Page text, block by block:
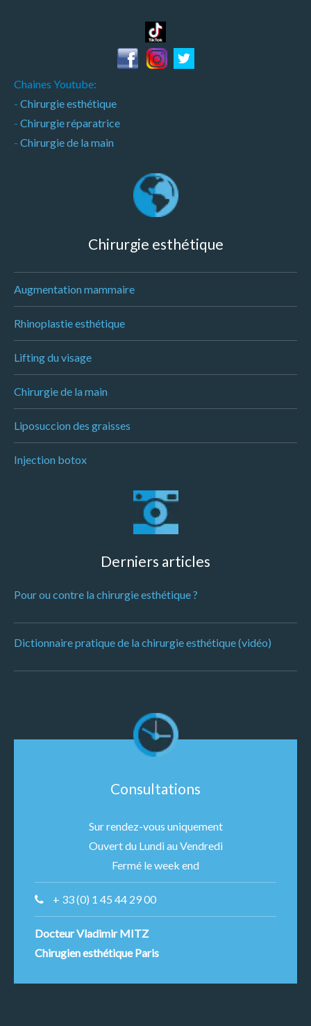
Chaines Youtube:
- Chirurgie esthétique
- Chirurgie réparatrice
- Chirurgie de la main
Chirurgie esthétique
Augmentation mammaire
Rhinoplastie esthétique
Lifting du visage
Chirurgie de la main
Liposuccion des graisses
Injection botox
Derniers articles
Pour ou contre la chirurgie esthétique ?
Dictionnaire pratique de la chirurgie esthétique (vidéo)
Consultations
Sur rendez-vous uniquement
Ouvert du Lundi au Vendredi
Fermé le week end
+ 33 (0) 1 45 44 29 00
Docteur Vladimir MITZ
Chirugien esthétique Paris